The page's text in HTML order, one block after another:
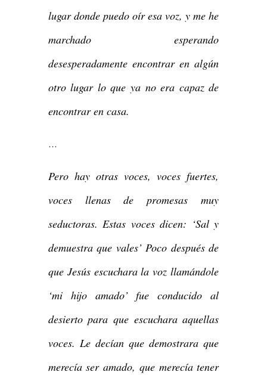
lugar donde puedo oír esa voz, y me he
marchado esperando
desesperadamente encontrar en algún
otro lugar lo que ya no era capaz de
encontrar en casa.
…
Pero hay otras voces, voces fuertes,
voces llenas de promesas muy
seductoras. Estas voces dicen: ‘Sal y
demuestra que vales’ Poco después de
que Jesús escuchara la voz llamándole
‘mi hijo amado’ fue conducido al
desierto para que escuchara aquellas
voces. Le decían que demostrara que
merecía ser amado, que merecía tener